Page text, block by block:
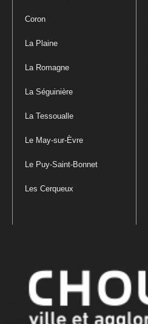
Coron
La Plaine
La Romagne
La Séguinière
La Tessoualle
Le May-sur-Èvre
Le Puy-Saint-Bonnet
Les Cerqueux